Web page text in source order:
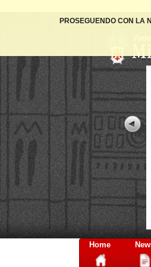
PROSEGUENDO CON LA
Home